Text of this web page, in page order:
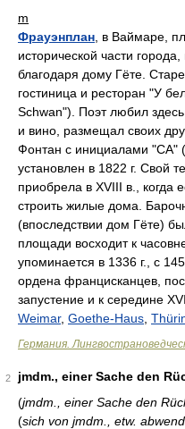
m
Фрауэнплан , в Ваймаре,
исторической части
благодаря дому Гёте.
гостиница и ресторан "У
Schwan"). Поэт любил
и вино, размещал своих
Фонтан с инициалами "СА"
установлен в 1822 г. Свой
приобрела в XVIII в.,
строить жилые дома.
(впоследствии дом Гёте)
площади восходит к
упоминается в 1336 г., с
ордена францисканцев,
запустение и к середине
Weimar, Goethe-Haus
Германия.
2
jmdm., einer Sache den
(jmdm., einer Sache den
(sich von jmdm., etw.